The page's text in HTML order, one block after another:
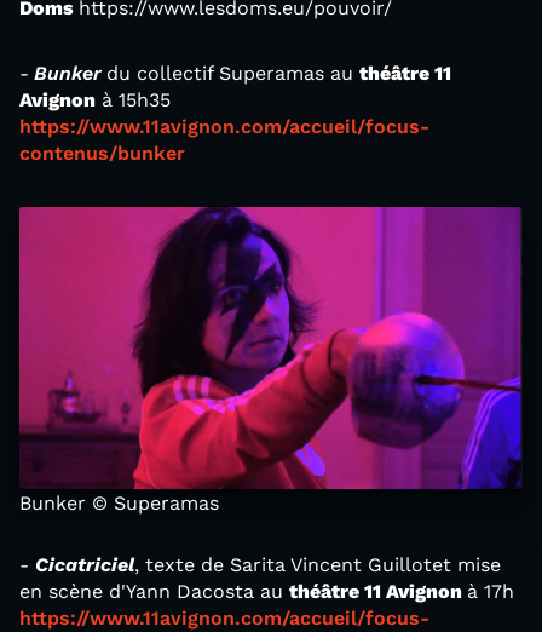
Doms https://www.lesdoms.eu/pouvoir/
- Bunker du collectif Superamas au théâtre 11
Avignon à 15h35
https://www.11avignon.com/accueil/focus-
contenus/bunker
Bunker © Superamas
- Cicatriciel, texte de Sarita Vincent Guillotet mise
en scène d'Yann Dacosta au théâtre 11 Avignon à 17h
https://www.11avignon.com/accueil/focus-